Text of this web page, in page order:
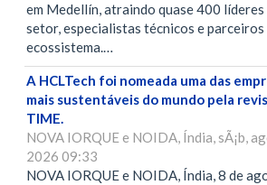
em Medellín, atraindo quase 400 líderes
setor, especialistas técnicos e parceiros
ecossistema.…
A HCLTech foi nomeada uma das
mais sustentáveis do mundo pela
TIME.
NOVA IORQUE e NOIDA, Índia, sÃ¡b,
2026 09:33
NOVA IORQUE e NOIDA, Índia, 8 de